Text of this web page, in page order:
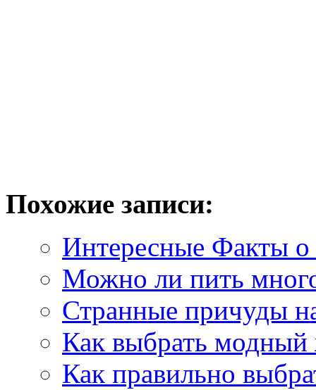
Похожие записи:
Интересные Факты
Можно ли пить
Странные причуды
Как выбрать модный
Как правильно